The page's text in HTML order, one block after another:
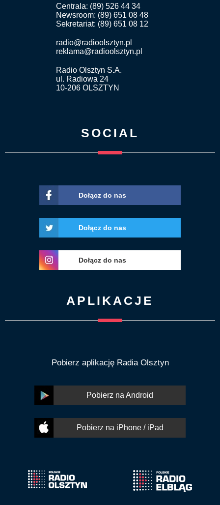
Centrala: (89) 526 44 34
Newsroom: (89) 651 08 48
Sekretariat: (89) 651 08 12
radio@radioolsztyn.pl
reklama@radioolsztyn.pl
Radio Olsztyn S.A.
ul. Radiowa 24
10-206 OLSZTYN
SOCIAL
Dołącz do nas
Dołącz do nas
Dołącz do nas
APLIKACJE
Pobierz aplikację Radia Olsztyn
Pobierz na Android
Pobierz na iPhone / iPad